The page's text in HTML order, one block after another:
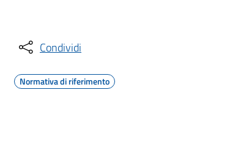
Condividi
Normativa di riferimento